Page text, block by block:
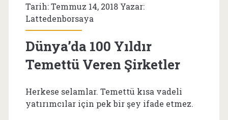
Tarih: Temmuz 14, 2018 Yazar:
Lattedenborsaya
Dünya’da 100 Yıldır
Temettü Veren Şirketler
Herkese selamlar. Temettü kısa vadeli
yatırımcılar için pek bir şey ifade etmez.